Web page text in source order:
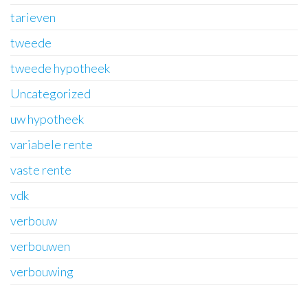
tarieven
tweede
tweede hypotheek
Uncategorized
uw hypotheek
variabele rente
vaste rente
vdk
verbouw
verbouwen
verbouwing